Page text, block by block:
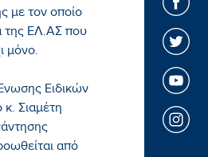
με τον οποίο
της ΕΛ.ΑΣ που
μόνο.
Ειδικών
Σιαμέτη
από